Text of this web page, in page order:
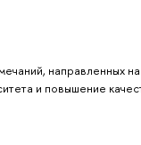
направленных
и повышение